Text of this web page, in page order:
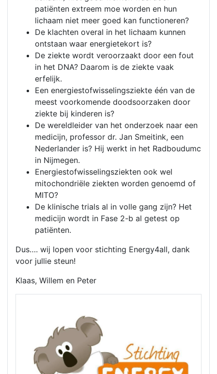
patiënten extreem moe worden en hun
lichaam niet meer goed kan functioneren?
De klachten overal in het lichaam kunnen
ontstaan waar energietekort is?
De ziekte wordt veroorzaakt door een fout
in het DNA? Daarom is de ziekte vaak
erfelijk.
Een energiestofwisselingsziekte één van de
meest voorkomende doodsoorzaken door
ziekte bij kinderen is?
De wereldleider van het onderzoek naar een
medicijn, professor dr. Jan Smeitink, een
Nederlander is? Hij werkt in het Radboudumc
in Nijmegen.
Energiestofwisselingsziekten ook wel
mitochondriële ziekten worden genoemd of
MITO?
De klinische trials al in volle gang zijn? Het
medicijn wordt in Fase 2-b al getest op
patiënten.
Dus…. wij lopen voor stichting Energy4all, dank
voor jullie steun!
Klaas, Willem en Peter